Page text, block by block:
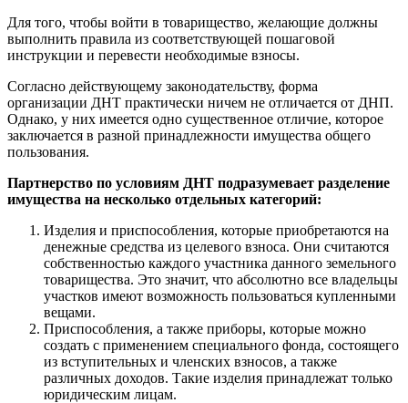
Для того, чтобы войти в товарищество, желающие должны
выполнить правила из соответствующей пошаговой
инструкции и перевести необходимые взносы.
Согласно действующему законодательству, форма
организации ДНТ практически ничем не отличается от ДНП.
Однако, у них имеется одно существенное отличие, которое
заключается в разной принадлежности имущества общего
пользования.
Партнерство по условиям ДНТ подразумевает разделение
имущества на несколько отдельных категорий:
Изделия и приспособления, которые приобретаются на
денежные средства из целевого взноса. Они считаются
собственностью каждого участника данного земельного
товарищества. Это значит, что абсолютно все владельцы
участков имеют возможность пользоваться купленными
вещами.
Приспособления, а также приборы, которые можно
создать с применением специального фонда, состоящего
из вступительных и членских взносов, а также
различных доходов. Такие изделия принадлежат только
юридическим лицам.